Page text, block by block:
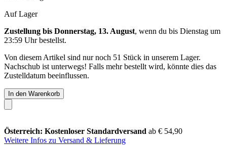
Auf Lager
Zustellung bis Donnerstag, 13. August, wenn du bis Dienstag um
23:59 Uhrbestellst.
Von diesem Artikel sind nur noch 51 Stück in unserem Lager.
Nachschub ist unterwegs! Falls mehr bestellt wird, könnte dies das
Zustelldatum beeinflussen.
In den Warenkorb
Österreich: Kostenloser Standardversand ab € 54,90
Weitere Infos zu Versand & Lieferung